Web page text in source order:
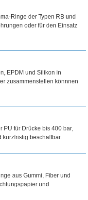
Ringe der Typen RB und
oder für den Einsatz
EPDM und Silikon in
zusammenstellen könnnen
PU für Drücke bis 400 bar,
kurzfristig beschaffbar.
aus Gummi, Fiber und
und